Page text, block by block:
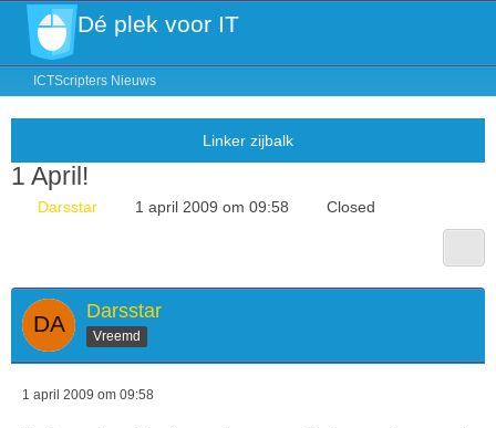
Dé plek voor IT
ICTScripters Nieuws
1 April!
Darsstar 1 april 2009 om 09:58 Closed
Darsstar
Vreemd
1 april 2009 om 09:58